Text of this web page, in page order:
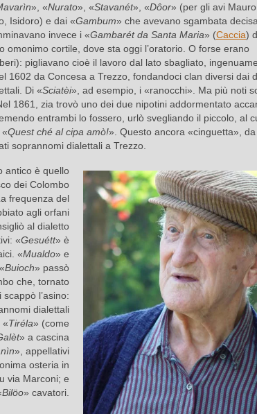
», «Nurato», «Stavanét», «Dôor» (per gli avi
Isidoro) e dai «Gambum» che avevano sgambata
invece i «Gambarét da Santa Maria» (Caccia)
omonimo cortile, dove sta oggi l’oratorio. O forse erano
pigliavano cioè il lavoro dal lato sbagliato,
1602 da Concesa a Trezzo, fondandoci clan diversi dai
Di «Sciatèi», ad esempio, i «ranocchi». Ma più noti
1861, zia trovò uno dei due nipotini addormentato
entrambi lo fossero, urlò svegliando il piccolo, al
Quest ché al cipa amò!». Questo ancora «cinguetta»,
soprannomi dialettali a Trezzo.
antico è quello
dei Colombo
frequenza del
agli orfani
al dialetto
«Gesuétt» è
«Mualdo» e
Buioch» passò
che, tornato
l’asino:
dialettali
«Tiréla» (come
» a cascina
», appellativi
osteria in
via Marconi; e
Bilöo» cavatori.